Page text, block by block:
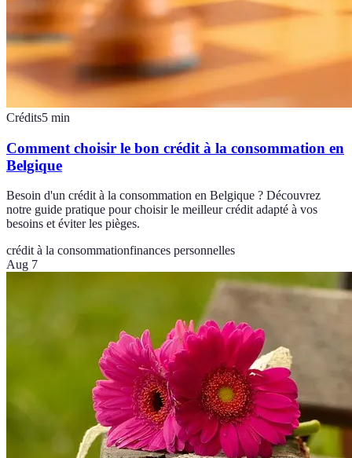
Crédits5 min
Comment choisir le bon crédit à la consommation en
Belgique
Besoin d'un crédit à la consommation en Belgique ? Découvrez
notre guide pratique pour choisir le meilleur crédit adapté à vos
besoins et éviter les pièges.
crédit à la consommationfinances personnelles
Aug 7